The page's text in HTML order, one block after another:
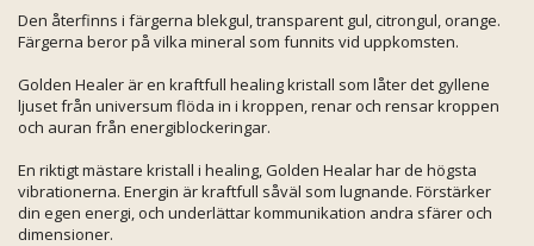
Den återfinns i färgerna blekgul, transparent gul, citrongul, orange.
Färgerna beror på vilka mineral som funnits vid uppkomsten.
Golden Healer är en kraftfull healing kristall som låter det gyllene
ljuset från universum flöda in i kroppen, renar och rensar kroppen
och auran från energiblockeringar.
En riktigt mästare kristall i healing, Golden Healar har de högsta
vibrationerna. Energin är kraftfull såväl som lugnande. Förstärker
din egen energi, och underlättar kommunikation andra sfärer och
dimensioner.